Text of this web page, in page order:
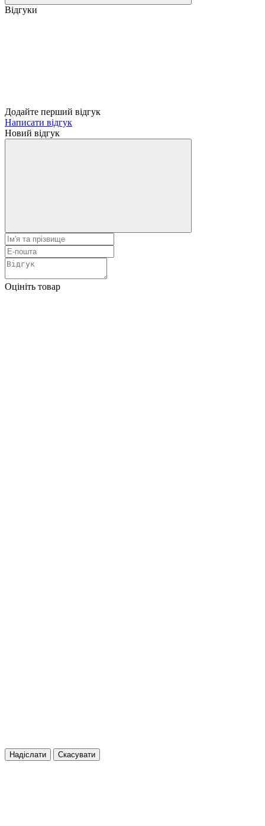
Відгуки
Додайте перший відгук
Написати відгук
Новий відгук
Оцініть товар
Надіслати Скасувати